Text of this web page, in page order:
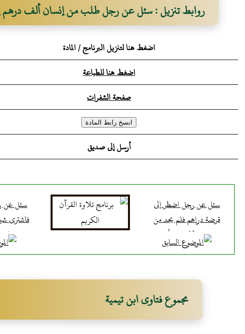
روابط تنزيل : سئل عن رجل طلب من إنسان ألف درهم
درهم فباعه
اضغط هنا لتنزيل البرنامج / المادة
اضغط هنا للطباعة
صفحة الشفرات
أرسل إلى صديق
سئل عن رجل اضطر إلى
قرضة دراهم فلم يجد من
يقرضه إلا رجل يأخذ
الفائدة
سئل عن
فاشترى
ثم
مجموع فتاوى ابن تيمية